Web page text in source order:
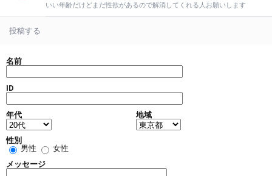
いい年齢だけどまだ性欲があるので解消してくれる人お願いします
投稿する
名前
ID
年代 地域
性別
男性
女性
メッセージ